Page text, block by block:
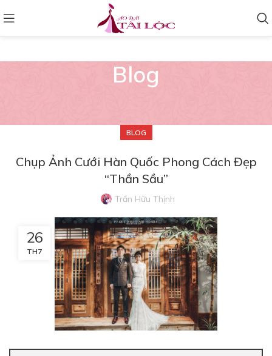
Blog
BLOG
Chụp Ảnh Cưới Hàn Quốc Phong Cách Đẹp
“Thần Sầu”
Trần Hữu Thịnh
26
TH7